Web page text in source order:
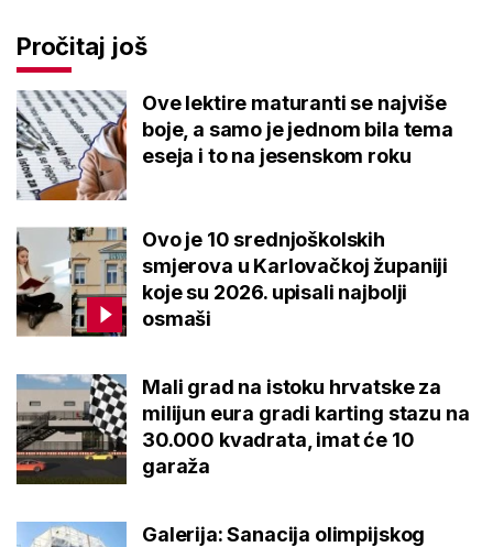
Pročitaj još
Ove lektire maturanti se najviše
boje, a samo je jednom bila tema
eseja i to na jesenskom roku
Ovo je 10 srednjoškolskih
smjerova u Karlovačkoj županiji
koje su 2026. upisali najbolji
osmaši
Mali grad na istoku hrvatske za
milijun eura gradi karting stazu na
30.000 kvadrata, imat će 10
garaža
Galerija: Sanacija olimpijskog